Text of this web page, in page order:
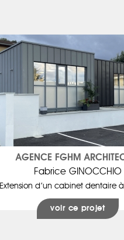
AGENCE FGHM
Fabrice GINOCCHIO
Extension d’un cabinet dentaire
voir ce projet